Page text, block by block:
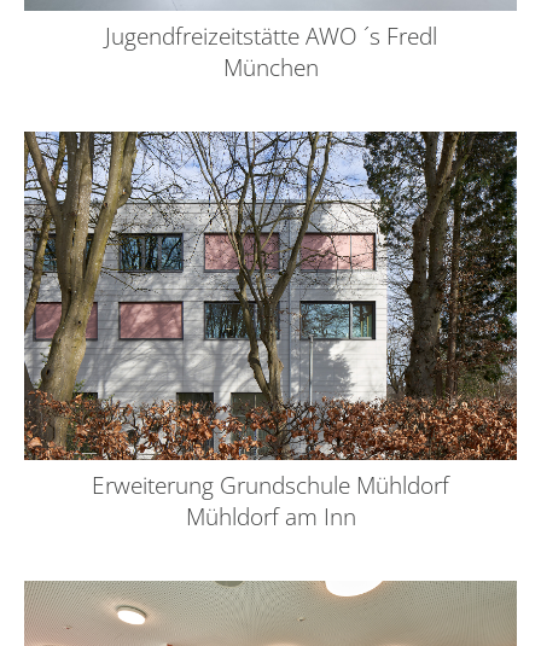
Jugendfreizeitstätte AWO ´s Fredl
München
Erweiterung Grundschule Mühldorf
Mühldorf am Inn